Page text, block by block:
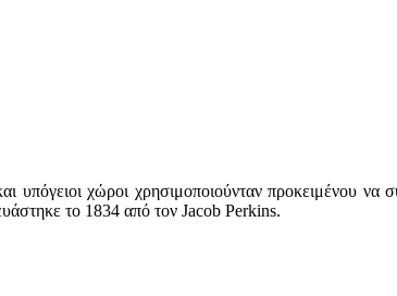
χώροι χρησιμοποιούνταν προκειμένου να
το 1834 από τον Jacob Perkins.